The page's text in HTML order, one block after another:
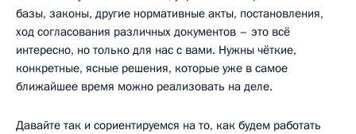
базы, законы, другие нормативные акты, постановления,
ход согласования различных документов – это всё
интересно, но только для нас с вами. Нужны чёткие,
конкретные, ясные решения, которые уже в самое
ближайшее время можно реализовать на деле.
Давайте так и сориентируемся на то, как будем работать